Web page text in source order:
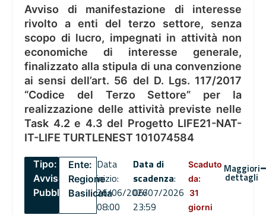
Avviso di manifestazione di interesse
rivolto a enti del terzo settore, senza
scopo di lucro, impegnati in attività non
economiche di interesse generale,
finalizzato alla stipula di una convenzione
ai sensi dell’art. 56 del D. Lgs. 117/2017
“Codice del Terzo Settore” per la
realizzazione delle attività previste nelle
Task 4.2 e 4.3 del Progetto LIFE21-NAT-
IT-LIFE TURTLENEST 101074584
Tipo:
Avviso
Pubblico
Ente:
Regione
Basilicata
Data
inizio:
26/06/2026
08:00
Data di
scadenza:
06/07/2026
23:59
Scaduto
da:
31
giorni
Maggiori
dettagli